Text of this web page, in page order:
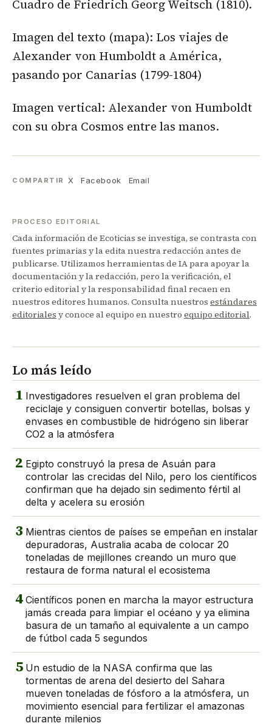
Cuadro de Friedrich Georg Weitsch (1810).
Imagen del texto (mapa): Los viajes de
Alexander von Humboldt a América,
pasando por Canarias (1799-1804)
Imagen vertical: Alexander von Humboldt
con su obra Cosmos entre las manos.
COMPARTIR X Facebook Email
PROCESO EDITORIAL
Cada información de Ecoticias se investiga, se contrasta con
fuentes primarias y la edita nuestra redacción antes de
publicarse. Utilizamos herramientas de IA para apoyar la
documentación y la redacción, pero la verificación, el
criterio editorial y la responsabilidad final recaen en
nuestros editores humanos. Consulta nuestros estándares
editoriales y conoce al equipo en nuestro equipo editorial.
Lo más leído
1 Investigadores resuelven el gran problema del
reciclaje y consiguen convertir botellas, bolsas y
envases en combustible de hidrógeno sin liberar
CO2 a la atmósfera
2 Egipto construyó la presa de Asuán para
controlar las crecidas del Nilo, pero los científicos
confirman que ha dejado sin sedimento fértil al
delta y acelera su erosión
3 Mientras cientos de países se empeñan en instalar
depuradoras, Australia acaba de colocar 20
toneladas de mejillones creando un muro que
restaura de forma natural el ecosistema
4 Científicos ponen en marcha la mayor estructura
jamás creada para limpiar el océano y ya elimina
basura de un tamaño al equivalente a un campo
de fútbol cada 5 segundos
5 Un estudio de la NASA confirma que las
tormentas de arena del desierto del Sahara
mueven toneladas de fósforo a la atmósfera, un
movimiento esencial para fertilizar el amazonas
durante milenios